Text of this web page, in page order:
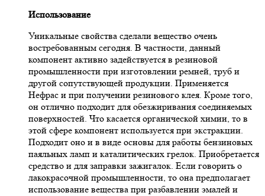
Использование
Уникальные свойства сделали вещество очень
востребованным сегодня. В частности, данный
компонент активно задействуется в резиновой
промышленности при изготовлении ремней, труб и
другой сопутствующей продукции. Применяется
Нефрас и при получении резинового клея. Кроме того,
он отлично подходит для обезжиривания соединяемых
поверхностей. Что касается органической химии, то в
этой сфере компонент используется при экстракции.
Подходит оно и в виде основы для работы бензиновых
паяльных ламп и каталитических грелок. Приобретается
средство и для заправки зажигалок. Если говорить о
лакокрасочной промышленности, то она предполагает
использование вещества при разбавлении эмалей и